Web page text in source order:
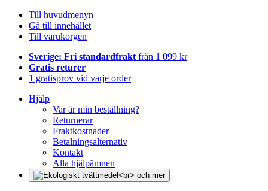
Till huvudmenyn
Gå till innehållet
Till varukorgen
Sverige: Fri standardfrakt från 1 099 kr
Gratis returer
1 gratisprov vid varje order
Hjälp
Var är min beställning?
Returnerar
Fraktkostnader
Betalningsalternativ
Kontakt
Alla hjälpämnen